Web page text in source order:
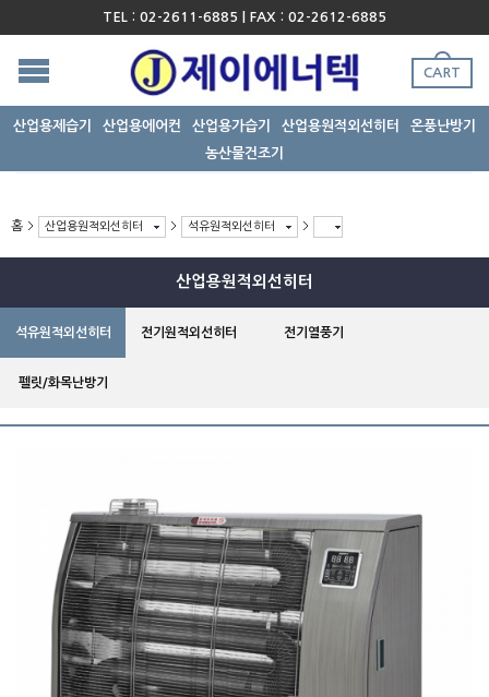
TEL : 02-2611-6885 | FAX : 02-2612-6885
CART
산업용제습기 산업용에어컨 산업용가습기 산업용원적외선히터
온풍난방기
농산물건조기
홈 산업용원적외선히터 석유원적외선히터
산업용원적외선히터
석유원적외선히터 전기원적외선히터 전기열풍기
펠릿/화목난방기